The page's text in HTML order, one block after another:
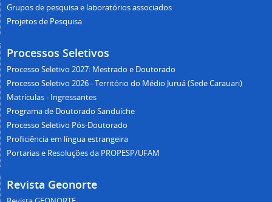
Grupos de pesquisa e laboratórios associados
Projetos de Pesquisa
Processos Seletivos
Processo Seletivo 2027: Mestrado e Doutorado
Processo Seletivo 2026 - Território do Médio Juruá (Sede Carauari)
Matrículas - Ingressantes
Programa de Doutorado Sanduíche
Processo Seletivo Pós-Doutorado
Proficiência em língua estrangeira
Portarias e Resoluções da PROPESP/UFAM
Revista Geonorte